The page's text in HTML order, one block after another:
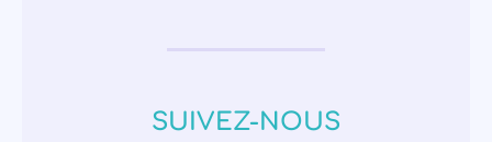
SUIVEZ-NOUS